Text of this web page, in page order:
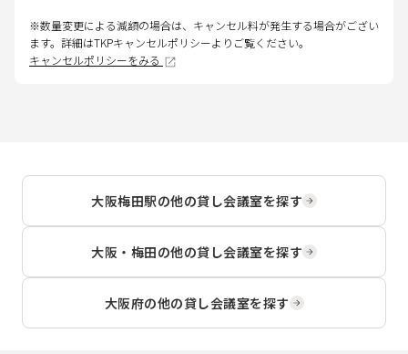
※数量変更による減額の場合は、キャンセル料が発生する場合がござい
ます。詳細はTKPキャンセルポリシーよりご覧ください。
キャンセルポリシーをみる
大阪梅田駅の他の貸し会議室を探す
大阪・梅田の他の貸し会議室を探す
大阪府の他の貸し会議室を探す